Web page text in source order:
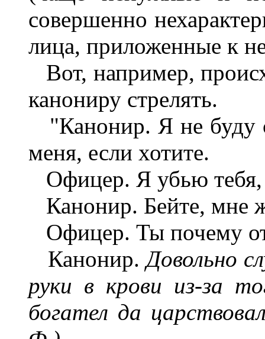
совершенно
лица, приложенные к
Вот, например,
канониру стрелять.
"Канонир. Я не буду
меня, если хотите.
Офицер. Я убью тебя,
Канонир. Бейте, мне
Офицер. Ты почему
Канонир.Довольно
руки в крови из-за
богател да